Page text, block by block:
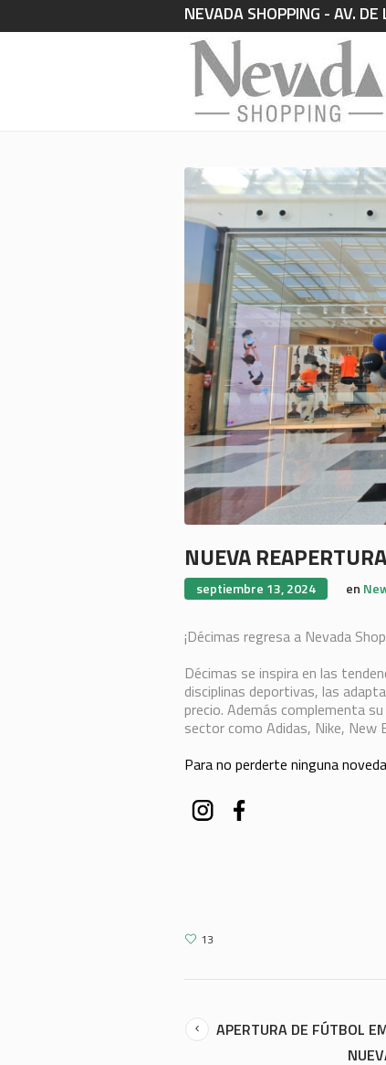
NEVADA SHOPPING - AV.
NUEVA
septiembre 13, 2024 en
¡Décimas regresa a Nevada
Décimas se inspira en las
disciplinas deportivas, las
precio. Además complementa
sector como Adidas, Nike, New
Para no perderte ninguna
13
APERTURA DE FÚTBOL